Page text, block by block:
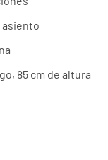
asiento
85 cm de altura